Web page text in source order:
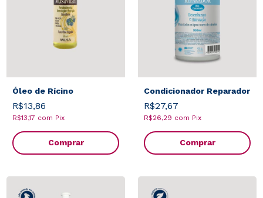
Óleo de Rícino
R$13,86
R$13,17 com Pix
Comprar
Condicionador Reparador
R$27,67
R$26,29 com Pix
Comprar